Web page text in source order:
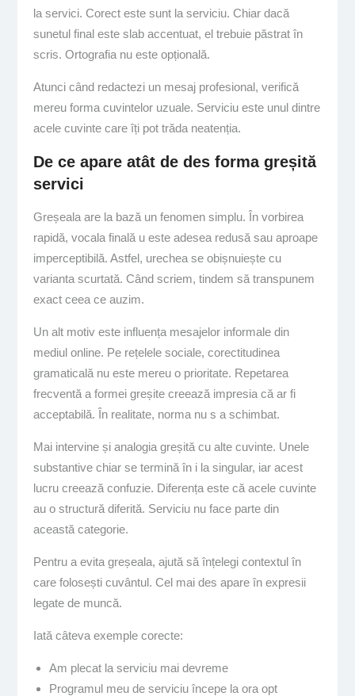
la servici. Corect este sunt la serviciu. Chiar dacă
sunetul final este slab accentuat, el trebuie păstrat în
scris. Ortografia nu este opțională.
Atunci când redactezi un mesaj profesional, verifică
mereu forma cuvintelor uzuale. Serviciu este unul dintre
acele cuvinte care îți pot trăda neatenția.
De ce apare atât de des forma greșită
servici
Greșeala are la bază un fenomen simplu. În vorbirea
rapidă, vocala finală u este adesea redusă sau aproape
imperceptibilă. Astfel, urechea se obișnuiește cu
varianta scurtată. Când scriem, tindem să transpunem
exact ceea ce auzim.
Un alt motiv este influența mesajelor informale din
mediul online. Pe rețelele sociale, corectitudinea
gramaticală nu este mereu o prioritate. Repetarea
frecventă a formei greșite creează impresia că ar fi
acceptabilă. În realitate, norma nu s a schimbat.
Mai intervine și analogia greșită cu alte cuvinte. Unele
substantive chiar se termină în i la singular, iar acest
lucru creează confuzie. Diferența este că acele cuvinte
au o structură diferită. Serviciu nu face parte din
această categorie.
Pentru a evita greșeala, ajută să înțelegi contextul în
care folosești cuvântul. Cel mai des apare în expresii
legate de muncă.
Iată câteva exemple corecte:
Am plecat la serviciu mai devreme
Programul meu de serviciu începe la ora opt